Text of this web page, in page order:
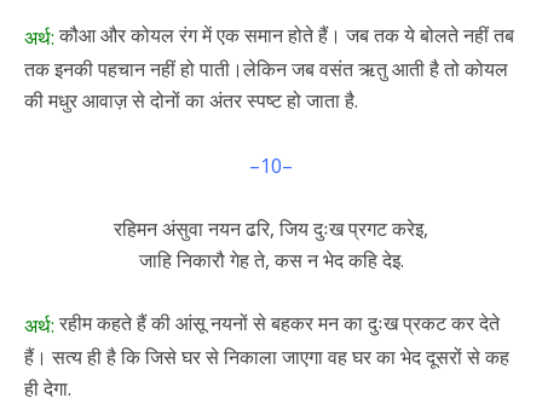
अर्थ:कौआ और कोयल रंग में एक समान होते हैं। जब तक ये बोलते नहीं तब
तक इनकी पहचान नहीं हो पाती।लेकिन जब वसंत ऋतु आती है तो कोयल
की मधुर आवाज़ से दोनों का अंतर स्पष्ट हो जाता है.
–10–
रहिमन अंसुवा नयन ढरि, जिय दुःख प्रगट करेइ,
जाहि निकारौ गेह ते, कस न भेद कहि देइ.
अर्थ:रहीम कहते हैं की आंसू नयनों से बहकर मन का दुःख प्रकट कर देते
हैं। सत्य ही है कि जिसे घर से निकाला जाएगा वह घर का भेद दूसरों से कह
ही देगा.